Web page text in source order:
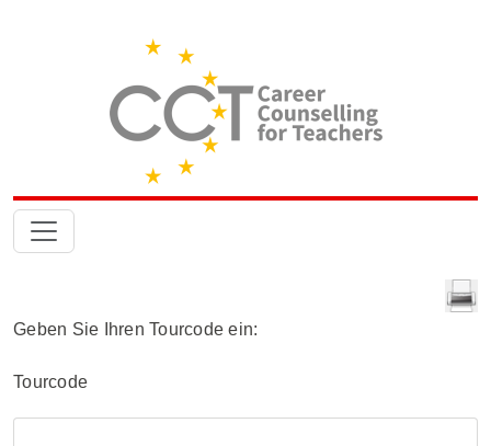
Geben Sie Ihren Tourcode ein:
Tourcode